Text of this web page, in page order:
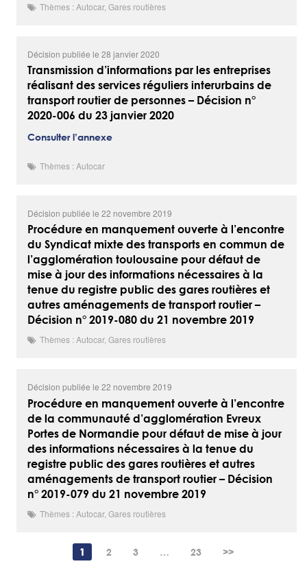
Thèmes : Autocar, Gares routières
Décision publiée le 28 janvier 2020
Transmission d’informations par les entreprises
réalisant des services réguliers interurbains de
transport routier de personnes – Décision n°
2020-006 du 23 janvier 2020
Consulter l’annexe
Thèmes : Autocar
Décision publiée le 22 novembre 2019
Procédure en manquement ouverte à l’encontre
du Syndicat mixte des transports en commun de
l’agglomération toulousaine pour défaut de
mise à jour des informations nécessaires à la
tenue du registre public des gares routières et
autres aménagements de transport routier –
Décision n° 2019-080 du 21 novembre 2019
Thèmes : Autocar, Gares routières
Décision publiée le 22 novembre 2019
Procédure en manquement ouverte à l’encontre
de la communauté d’agglomération Evreux
Portes de Normandie pour défaut de mise à jour
des informations nécessaires à la tenue du
registre public des gares routières et autres
aménagements de transport routier – Décision
n° 2019-079 du 21 novembre 2019
Thèmes : Autocar, Gares routières
1 2 3 … 23 >>